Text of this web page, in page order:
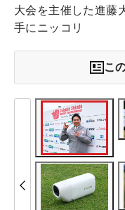
大会を主催した進藤
手にニッコリ
こ